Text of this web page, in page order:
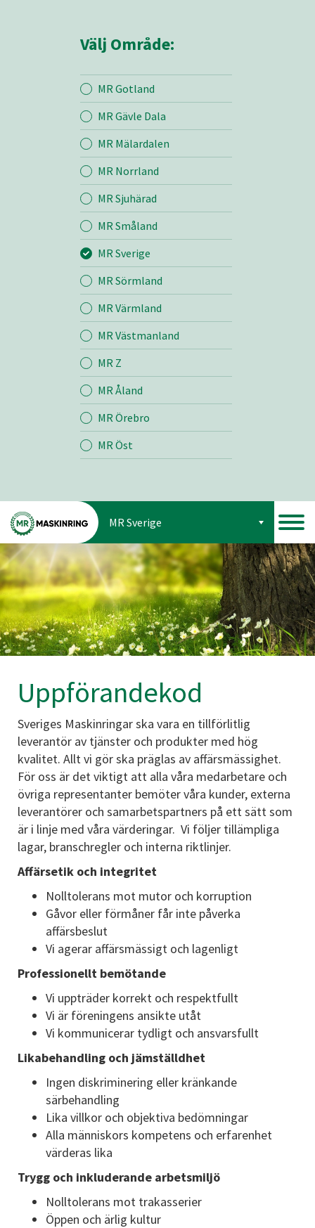
Mina sidor
MR Sverige
Entreprenad
Bemanning
Välj Område:
MR Gotland
MR Gävle Dala
MR Mälardalen
MR Norrland
MR Sjuhärad
MR Småland
MR Sverige
MR Sörmland
MR Värmland
MR Västmanland
MR Z
MR Åland
MR Örebro
MR Öst
MR Sverige
Uppförandekod
Sveriges Maskinringar ska vara en tillförlitlig
leverantör av tjänster och produkter med hög
kvalitet. Allt vi gör ska präglas av affärsmässighet.
För oss är det viktigt att alla våra medarbetare och
övriga representanter bemöter våra kunder, externa
leverantörer och samarbetspartners på ett sätt som
är i linje med våra värderingar. Vi följer tillämpliga
lagar, branschregler och interna riktlinjer.
Affärsetik och integritet
Nolltolerans mot mutor och korruption
Gåvor eller förmåner får inte påverka
affärsbeslut
Vi agerar affärsmässigt och lagenligt
Professionellt bemötande
Vi uppträder korrekt och respektfullt
Vi är föreningens ansikte utåt
Vi kommunicerar tydligt och ansvarsfullt
Likabehandling och jämställdhet
Ingen diskriminering eller kränkande
särbehandling
Lika villkor och objektiva bedömningar
Alla människors kompetens och erfarenhet
värderas lika
Trygg och inkluderande arbetsmiljö
Nolltolerans mot trakasserier
Öppen och ärlig kultur